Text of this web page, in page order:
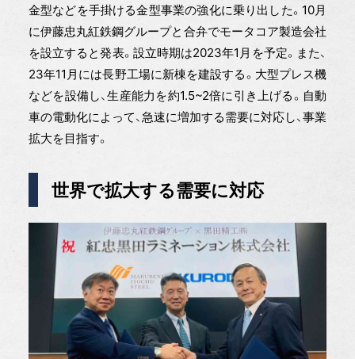
金型などを手掛ける金型事業の強化に乗り出した。10月
に伊藤忠丸紅鉄鋼グループと合弁でモータコア製造会社
を設立すると発表。設立時期は2023年1月を予定。また、
23年11月には長野工場に新棟を建設する。大型プレス機
などを設備し、生産能力を約1.5~2倍に引き上げる。自動
車の電動化によって、急速に増加する需要に対応し、事業
拡大を目指す。
世界で拡大する需要に対応